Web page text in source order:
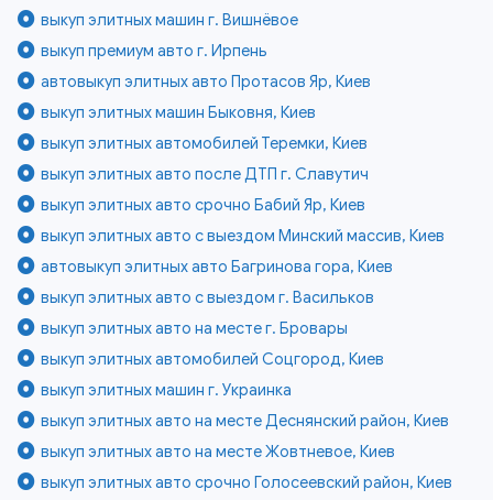
выкуп элитных машин г. Вишнёвое
выкуп премиум авто г. Ирпень
автовыкуп элитных авто Протасов Яр, Киев
выкуп элитных машин Быковня, Киев
выкуп элитных автомобилей Теремки, Киев
выкуп элитных авто после ДТП г. Славутич
выкуп элитных авто срочно Бабий Яр, Киев
выкуп элитных авто с выездом Минский массив, Киев
автовыкуп элитных авто Багринова гора, Киев
выкуп элитных авто с выездом г. Васильков
выкуп элитных авто на месте г. Бровары
выкуп элитных автомобилей Соцгород, Киев
выкуп элитных машин г. Украинка
выкуп элитных авто на месте Деснянский район, Киев
выкуп элитных авто на месте Жовтневое, Киев
выкуп элитных авто срочно Голосеевский район, Киев